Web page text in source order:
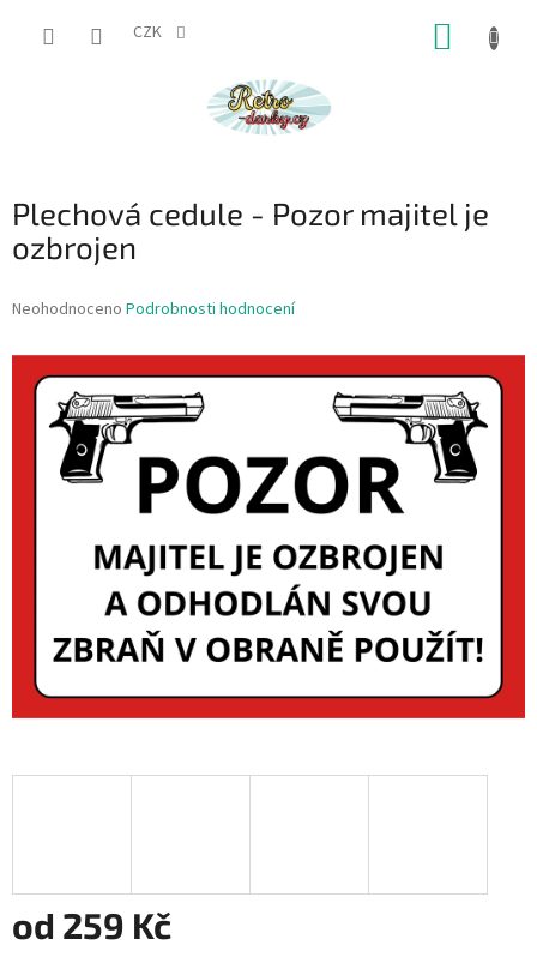
CZK
Plechová cedule - Pozor majitel je
ozbrojen
Průměrné
produktu
hvězdiček.
Neohodnoceno Podrobnosti hodnocení
od 259 Kč